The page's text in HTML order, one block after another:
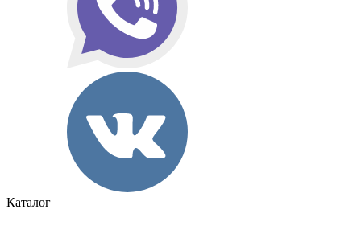
Каталог